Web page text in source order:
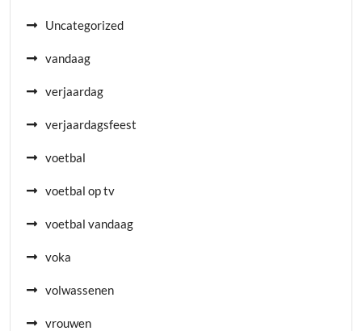
Uncategorized
vandaag
verjaardag
verjaardagsfeest
voetbal
voetbal op tv
voetbal vandaag
voka
volwassenen
vrouwen